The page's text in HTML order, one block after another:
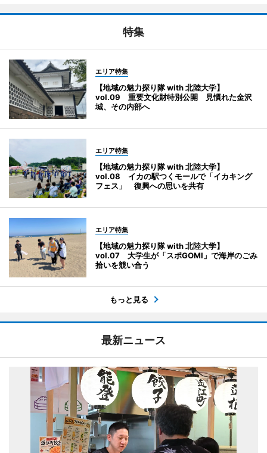
特集
エリア特集
【地域の魅力探り隊 with 北陸大学】
vol.09 重要文化財特別公開 見慣れた金沢
城、その内部へ
エリア特集
【地域の魅力探り隊 with 北陸大学】
vol.08 イカの駅つくモールで「イカキング
フェス」 復興への思いを共有
エリア特集
【地域の魅力探り隊 with 北陸大学】
vol.07 大学生が「スポGOMI」で海岸のごみ
拾いを競い合う
もっと見る
最新ニュース